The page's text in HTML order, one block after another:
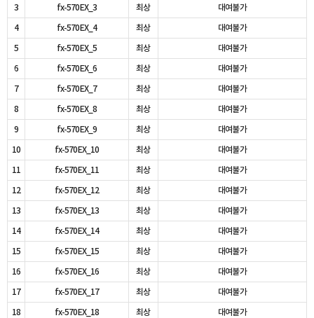
3 fx-570EX_3 최상 대여불가
4 fx-570EX_4 최상 대여불가
5 fx-570EX_5 최상 대여불가
6 fx-570EX_6 최상 대여불가
7 fx-570EX_7 최상 대여불가
8 fx-570EX_8 최상 대여불가
9 fx-570EX_9 최상 대여불가
10 fx-570EX_10 최상 대여불가
11 fx-570EX_11 최상 대여불가
12 fx-570EX_12 최상 대여불가
13 fx-570EX_13 최상 대여불가
14 fx-570EX_14 최상 대여불가
15 fx-570EX_15 최상 대여불가
16 fx-570EX_16 최상 대여불가
17 fx-570EX_17 최상 대여불가
18 fx-570EX_18 최상 대여불가